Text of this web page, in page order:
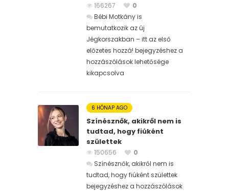
166267
0
Bébi Motkány is
bemutatkozik az új
Jégkorszakban – itt az első
előzetes hozzá! bejegyzéshez a
hozzászólások lehetősége
kikapcsolva
6 HÓNAP AGO
Színésznők, akikről nem is
tudtad, hogy fiúként
születtek
150656
0
Színésznők, akikről nem is
tudtad, hogy fiúként születtek
bejegyzéshez a hozzászólások